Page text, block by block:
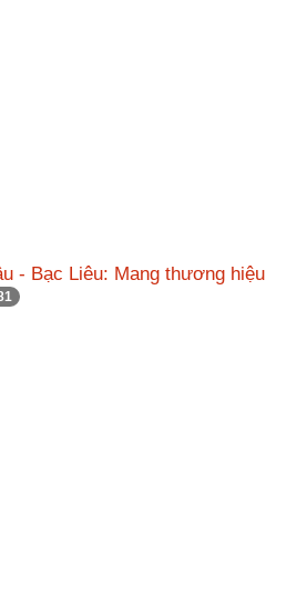
- Bạc Liêu: Mang thương hiệu